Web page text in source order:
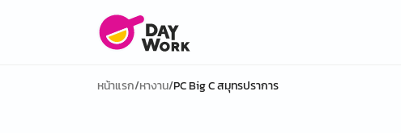
หน้าแรก/หางาน/PC Big C สมุทรปราการ